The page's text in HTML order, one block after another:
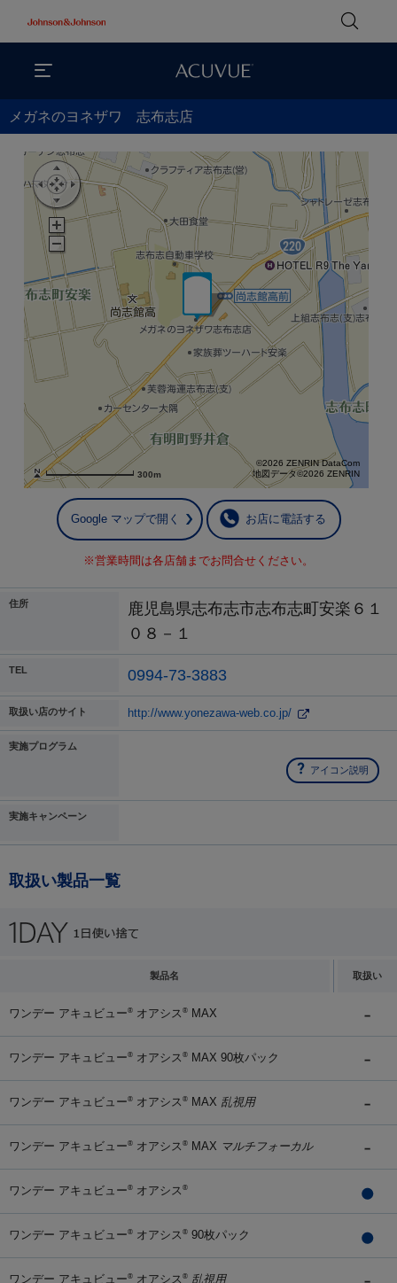
メガネのヨネザワ 志布志店
300m
©2026 ZENRIN DataCom
地図データ©2026 ZENRIN
Google マップで開く お店に電話する
※営業時間は各店舗までお問合せください。
住所
鹿児島県志布志市志布志町安楽６１
０８－１
TEL 0994-73-3883
取扱い店のサイト http://www.yonezawa-web.co.jp/
実施プログラム
アイコン説明
実施キャンペーン
取扱い製品一覧
製品名 取扱い
ワンデー アキュビュー® オアシス ® MAX
ワンデー アキュビュー® オアシス ® MAX 90枚パック
ワンデー アキュビュー® オアシス ® MAX 乱視用
ワンデー アキュビュー® オアシス ® MAX マルチフォーカル
ワンデー アキュビュー® オアシス ®
ワンデー アキュビュー® オアシス ® 90枚パック
ワンデー アキュビュー® オアシス ® 乱視用